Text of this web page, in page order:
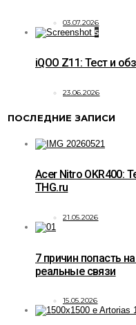
03.07.2026
5
iQOO Z11: Тест и
23.06.2026
ПОСЛЕДНИЕ ЗАПИСИ
Acer Nitro OKR400:
THG.ru
21.05.2026
7 причин попасть
реальные связи
15.05.2026